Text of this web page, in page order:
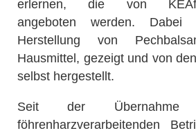
erlernen, die von
angeboten werden.
Herstellung von
Hausmittel, gezeigt und von
selbst hergestellt.
Seit der
föhrenharzverarbeitenden